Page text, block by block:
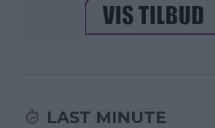
LAST MINUTE